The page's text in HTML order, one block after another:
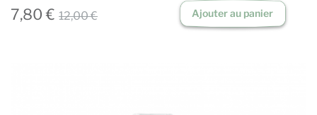
7,80 € 12,00 € Ajouter au panier